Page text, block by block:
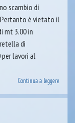
scambio di
Pertanto è vietato il
mt 3.00 in
di
lavori al
Continua a leggere